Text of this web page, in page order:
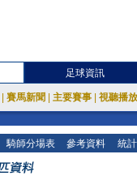
足球資訊
賽馬新聞 主要賽事 視聽播
騎師分場表 參考資料 統